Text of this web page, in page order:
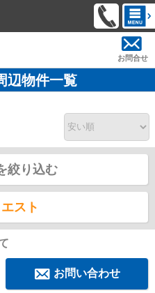
お問合せ
辺物件一覧
絞り込む
スト
お問い合わせ